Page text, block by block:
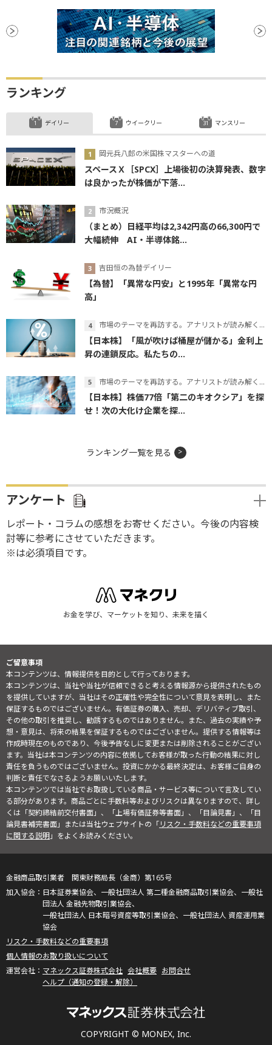
ランキング
デイリー
岡元兵八郎の米国株マスターへの道
スペースＸ［SPCX］上場後初の決算発表、数字
は良かったが株価が下落...
市況概況
（まとめ）日経平均は2,342円高の66,300円で
大幅続伸 AI・半導体銘...
吉田恒の為替デイリー
【為替】「異常な円安」と1995年「異常な円
高」
市場のテーマを再訪する。アナリストが読み解くテーマの本質
【日本株】「風が吹けば桶屋が儲かる」金利上
昇の連鎖反応。私たちの...
市場のテーマを再訪する。アナリストが読み解くテーマの本質
【日本株】株価77倍「第二のキオクシア」を探
せ！次の大化け企業を探...
ウイークリー マンスリー
ランキング一覧を見る
アンケート
レポート・コラムの感想をお寄せください。今後の内容検
討等に参考にさせていただきます。
※は必須項目です。
お金を学び、マーケットを知り、未来を描く
ご留意事項
本コンテンツは、情報提供を目的として行っております。
本コンテンツは、当社や当社が信頼できると考える情報源から提供されたもの
を提供していますが、当社はその正確性や完全性について意見を表明し、また
保証するものではございません。有価証券の購入、売却、デリバティブ取引、
その他の取引を推奨し、勧誘するものではありません。また、過去の実績や予
想・意見は、将来の結果を保証するものではございません。提供する情報等は
作成時現在のものであり、今後予告なしに変更または削除されることがござい
ます。当社は本コンテンツの内容に依拠してお客様が取った行動の結果に対し
責任を負うものではございません。投資にかかる最終決定は、お客様ご自身の
判断と責任でなさるようお願いいたします。
本コンテンツでは当社でお取扱している商品・サービス等について言及してい
る部分があります。商品ごとに手数料等およびリスクは異なりますので、詳し
くは「契約締結前交付書面」、「上場有価証券等書面」、「目論見書」、「目
論見書補完書面」または当社ウェブサイトの「リスク・手数料などの重要事項
に関する説明」をよくお読みください。
COPYRIGHT © MONEX, Inc.
金融商品取引業者 関東財務局長（金商）第165号
日本証券業協会、一般社団法人 第二種金融商品取引業協会、一般社
団法人 金融先物取引業協会、
一般社団法人 日本暗号資産等取引業協会、一般社団法人 資産運用業
協会
リスク・手数料などの重要事項
個人情報のお取り扱いについて
マネックス証券株式会社 会社概要 お問合せ
ヘルプ（通知の登録・解除）